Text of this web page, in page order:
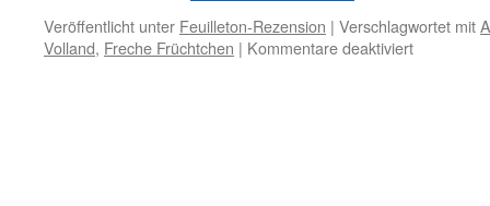
Veröffentlicht unter Feuilleton-Rezension | Verschlagwortet mit
Volland, Freche Früchtchen | Kommentare deaktiviertfür